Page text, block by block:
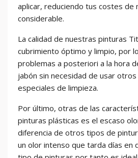
aplicar, reduciendo tus costes de
considerable.
La calidad de nuestras pinturas
cubrimiento óptimo y limpio, por
problemas a posteriori a la hora
jabón sin necesidad de usar
especiales de limpieza.
Por último, otras de las
pinturas plásticas es el escaso
diferencia de otros tipos de
un olor intenso que tarda días en